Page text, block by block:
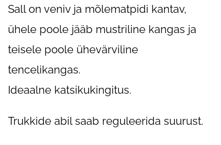
Sall on veniv ja mõlematpidi kantav,
ühele poole jääb mustriline kangas ja
teisele poole ühevärviline
tencelikangas.
Ideaalne katsikukingitus.
Trukkide abil saab reguleerida suurust.